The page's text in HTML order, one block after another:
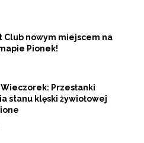
Club nowym miejscem na
Pionek!
Przesłanki
stanu klęski żywiołowej